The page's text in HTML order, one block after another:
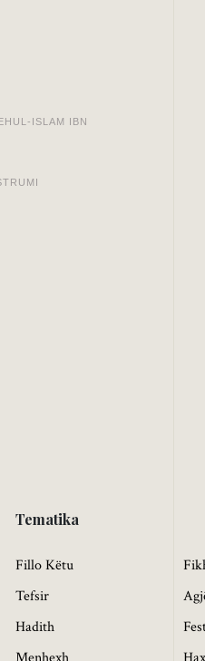
ISLAM IBN
Tematika
Fillo Këtu
Tefsir
Hadith